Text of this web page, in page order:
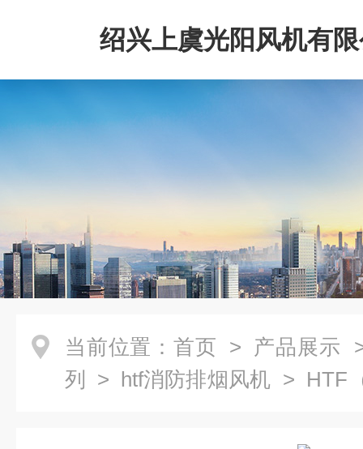
绍兴上虞光阳风机有
当前位置： 首页 > 产品展示
列
> htf消防排烟风机 > HTF